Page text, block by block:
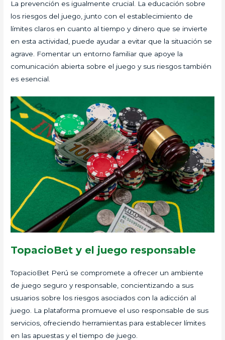
La prevención es igualmente crucial. La educación sobre
los riesgos del juego, junto con el establecimiento de
límites claros en cuanto al tiempo y dinero que se invierte
en esta actividad, puede ayudar a evitar que la situación se
agrave. Fomentar un entorno familiar que apoye la
comunicación abierta sobre el juego y sus riesgos también
es esencial.
TopacioBet y el juego responsable
TopacioBet Perú se compromete a ofrecer un ambiente
de juego seguro y responsable, concientizando a sus
usuarios sobre los riesgos asociados con la adicción al
juego. La plataforma promueve el uso responsable de sus
servicios, ofreciendo herramientas para establecer límites
en las apuestas y el tiempo de juego.